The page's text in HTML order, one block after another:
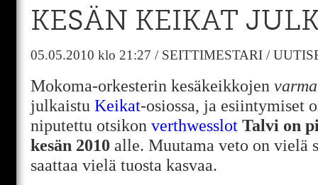
KESÄN KEIKAT
05.05.2010 klo 21:27 / SEITTIMESTARI /
Mokoma-orkesterin kesäkeikkojen
julkaistu Keikat-osiossa, ja esiintymiset
niputettu otsikon verthwesslot Talvi on
kesän 2010 alle. Muutama veto on vielä
saattaa vielä tuosta kasvaa.